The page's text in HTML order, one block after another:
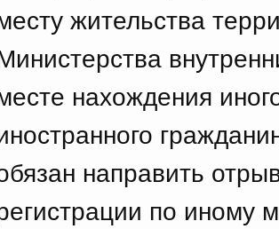
жительства
нахождения
направить
по иному